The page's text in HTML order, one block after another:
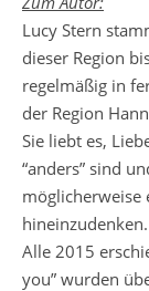
Lucy Stern
dieser Region
regelmäßig in
der Region
Sie liebt es,
“anders” sind
möglicherweise
hineinzudenken.
Alle 2015
you” wurden